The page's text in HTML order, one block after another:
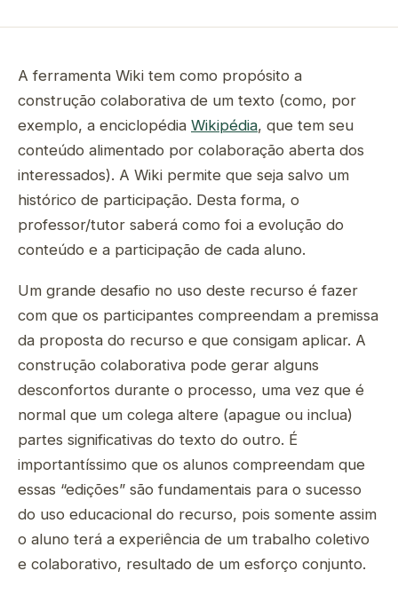
A ferramenta Wiki tem como propósito a
construção colaborativa de um texto (como, por
exemplo, a enciclopédia Wikipédia, que tem seu
conteúdo alimentado por colaboração aberta dos
interessados). A Wiki permite que seja salvo um
histórico de participação. Desta forma, o
professor/tutor saberá como foi a evolução do
conteúdo e a participação de cada aluno.
Um grande desafio no uso deste recurso é fazer
com que os participantes compreendam a premissa
da proposta do recurso e que consigam aplicar. A
construção colaborativa pode gerar alguns
desconfortos durante o processo, uma vez que é
normal que um colega altere (apague ou inclua)
partes significativas do texto do outro. É
importantíssimo que os alunos compreendam que
essas “edições” são fundamentais para o sucesso
do uso educacional do recurso, pois somente assim
o aluno terá a experiência de um trabalho coletivo
e colaborativo, resultado de um esforço conjunto.